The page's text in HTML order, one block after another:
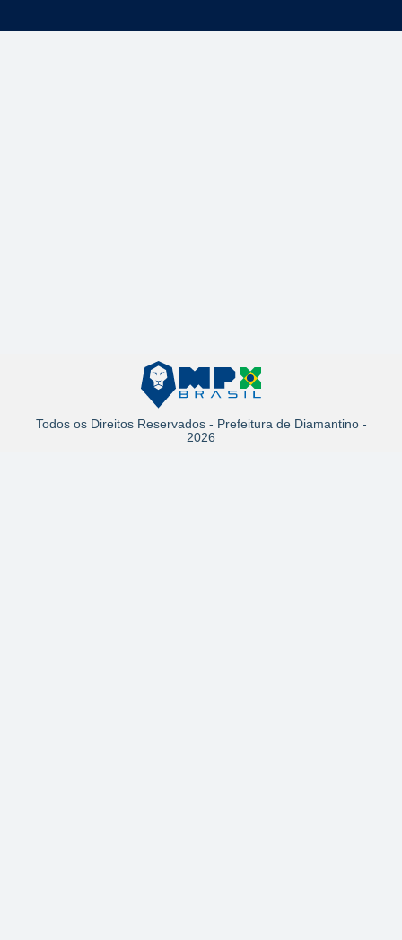
Todos os Direitos Reservados - Prefeitura de Diamantino -
2026